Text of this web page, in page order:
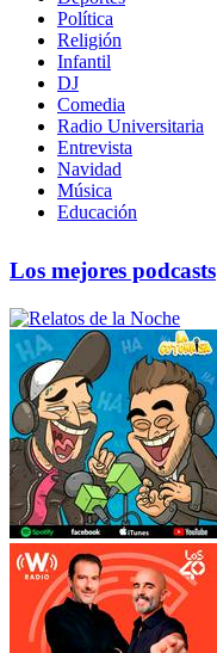
Política
Religión
Infantil
DJ
Comedia
Radio Universitaria
Entrevista
Navidad
Música
Educación
Los mejores podcasts